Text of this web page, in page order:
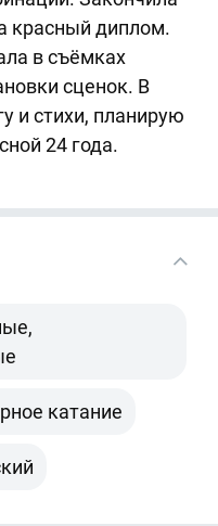
красный диплом.
в съёмках
сценок. В
и стихи, планирую
24 года.
катание